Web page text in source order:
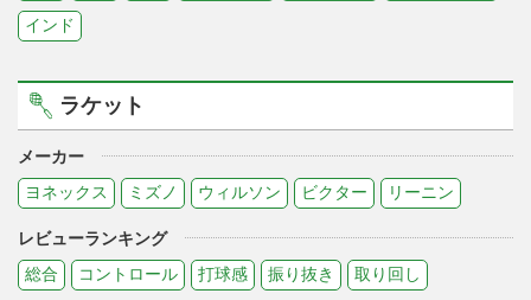
インド
ラケット
メーカー
ヨネックス
ミズノ ウィルソン ビクター リーニン
レビューランキング
総合
コントロール 打球感 振り抜き 取り回し